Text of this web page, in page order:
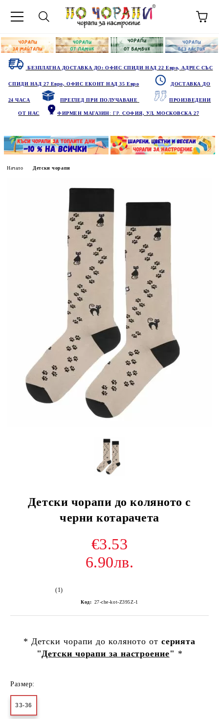
БЕЗПЛАТНА ДОСТАВКА ДО: ОФИС СПИДИ НАД 22 Евро, АДРЕС СЪС
СПИДИ НАД 27 Евро, ОФИС ЕКОНТ НАД 35 Евро ДОСТАВКА ДО
24 ЧАСА ПРЕГЛЕД ПРИ ПОЛУЧАВАНЕ ПРОИЗВЕДЕНИ
ОТ НАС ФИРМЕН МАГАЗИН: ГР.СОФИЯ, УЛ. МОСКОВСКА 27
Начало Детски чорапи
Детски чорапи до коляното с
черни котарачета
€3.53
6.90лв.
(1)
Код: 27-che-kot-Z395Z-1
* Детски чорапи до коляното от серията
"Детски чорапи за настроение" *
Размер:
33-36